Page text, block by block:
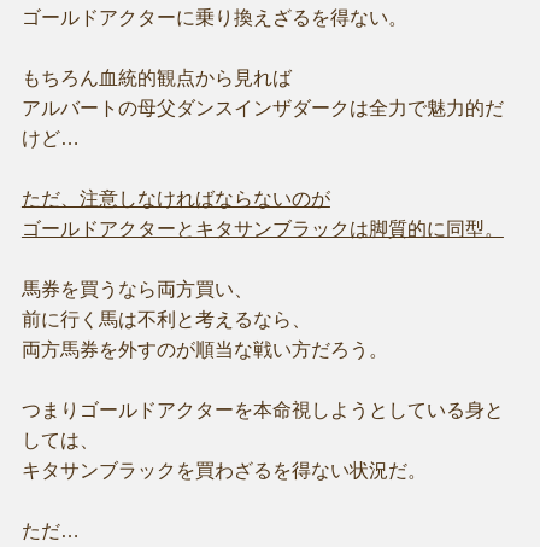
ゴールドアクターに乗り換えざるを得ない。
もちろん血統的観点から見れば
アルバートの母父ダンスインザダークは全力で魅力的だ
けど…
ただ、注意しなければならないのが
ゴールドアクターとキタサンブラックは脚質的に同型。
馬券を買うなら両方買い、
前に行く馬は不利と考えるなら、
両方馬券を外すのが順当な戦い方だろう。
つまりゴールドアクターを本命視しようとしている身と
しては、
キタサンブラックを買わざるを得ない状況だ。
ただ…